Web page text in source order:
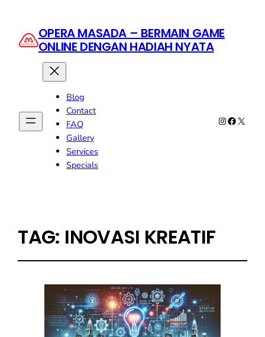
OPERA MASADA – BERMAIN GAME
ONLINE DENGAN HADIAH NYATA
Blog
Contact
FAQ
Gallery
Services
Specials
Instagram
X
TAG: INOVASI KREATIF